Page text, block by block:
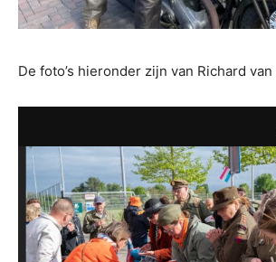
De foto’s hieronder zijn van Richard van